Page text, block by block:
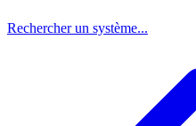
Rechercher un système...